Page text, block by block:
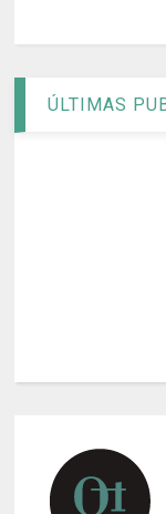
ÚLTIMAS